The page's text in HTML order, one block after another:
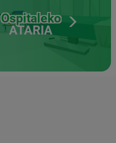
Ospitaleko
ATARIA